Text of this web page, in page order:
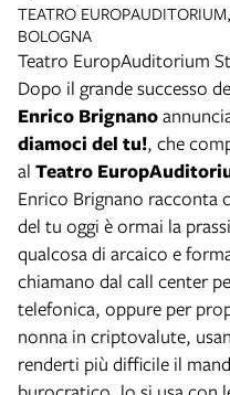
TEATRO
BOLOGNA
Teatro EuropAuditorium
Dopo il grande successo
Enrico Brignano
diamoci del tu!, che
al Teatro
Enrico Brignano racconta
del tu oggi è ormai la
qualcosa di arcaico e
chiamano dal call center
telefonica, oppure per
nonna in criptovalute,
renderti più difficile il